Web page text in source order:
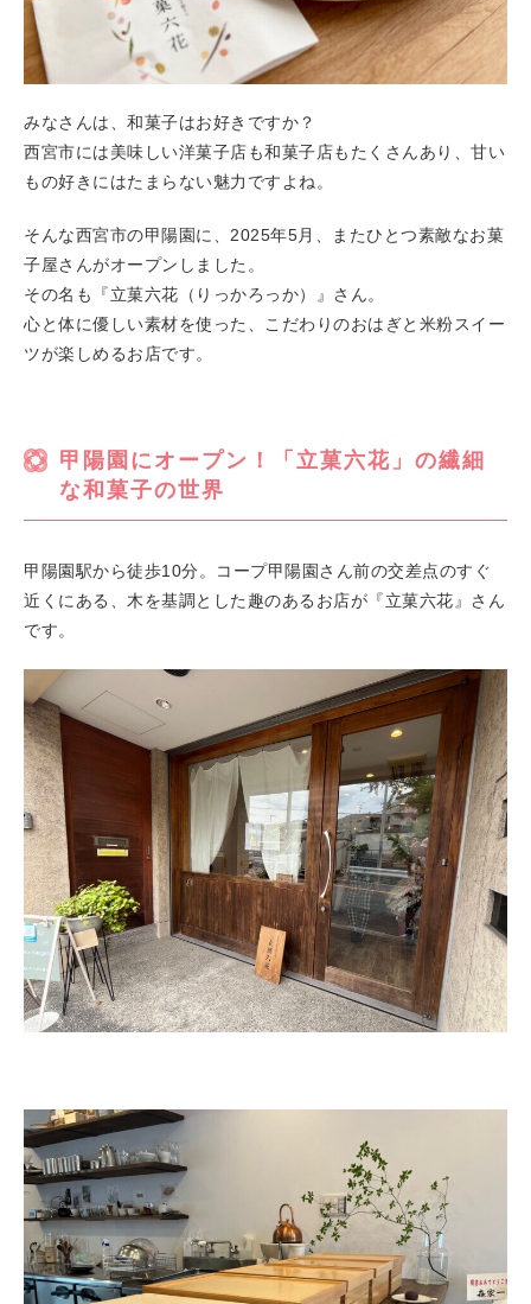
みなさんは、和菓子はお好きですか？
西宮市には美味しい洋菓子店も和菓子店もたくさんあり、甘い
もの好きにはたまらない魅力ですよね。
そんな西宮市の甲陽園に、2025年5月、またひとつ素敵なお菓
子屋さんがオープンしました。
その名も『立菓六花（りっかろっか）』さん。
心と体に優しい素材を使った、こだわりのおはぎと米粉スイー
ツが楽しめるお店です。
甲陽園にオープン！「立菓六花」の繊細
な和菓子の世界
甲陽園駅から徒歩10分。コープ甲陽園さん前の交差点のすぐ
近くにある、木を基調とした趣のあるお店が『立菓六花』さん
です。